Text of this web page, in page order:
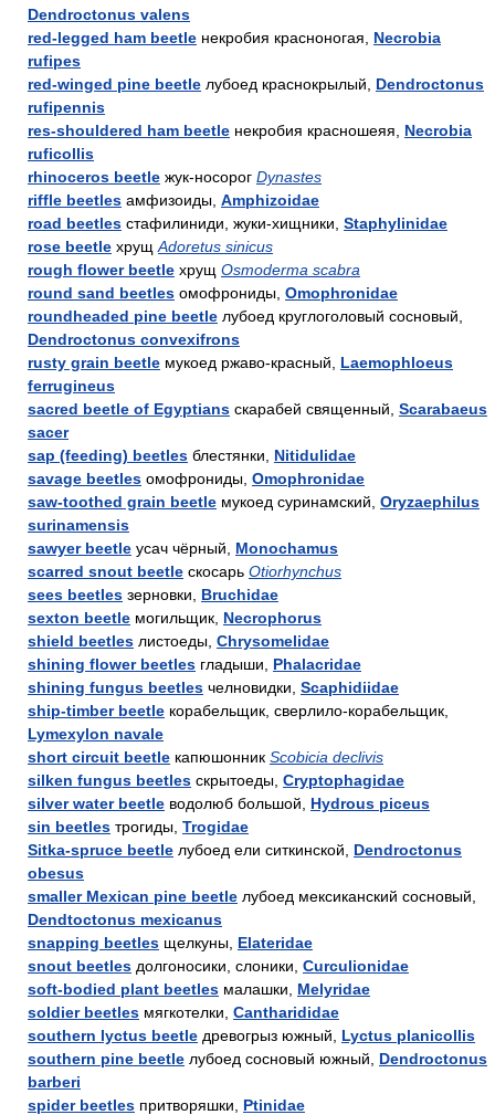
Dendroctonus valens
red-legged ham beetle некробия красноногая, Necrobia
rufipes
red-winged pine beetle лубоед краснокрылый, Dendroctonus
rufipennis
res-shouldered ham beetle некробия красношеяя, Necrobia
ruficollis
rhinoceros beetle жук-носорог Dynastes
riffle beetles амфизоиды, Amphizoidae
road beetles стафилиниди, жуки-хищники, Staphylinidae
rose beetle хрущ Adoretus sinicus
rough flower beetle хрущ Osmoderma scabra
round sand beetles омофрониды, Omophronidae
roundheaded pine beetle лубоед круглоголовый сосновый,
Dendroctonus convexifrons
rusty grain beetle мукоед ржаво-красный, Laemophloeus
ferrugineus
sacred beetle of Egyptians скарабей священный, Scarabaeus
sacer
sap (feeding) beetles блестянки, Nitidulidae
savage beetles омофрониды, Omophronidae
saw-toothed grain beetle мукоед суринамский, Oryzaephilus
surinamensis
sawyer beetle усач чёрный, Monochamus
scarred snout beetle скосарь Otiorhynchus
sees beetles зерновки, Bruchidae
sexton beetle могильщик, Necrophorus
shield beetles листоеды, Chrysomelidae
shining flower beetles гладыши, Phalacridae
shining fungus beetles челновидки, Scaphidiidae
ship-timber beetle корабельщик, сверлило-корабельщик,
Lymexylon navale
short circuit beetle капюшонник Scobicia declivis
silken fungus beetles скрытоеды, Cryptophagidae
silver water beetle водолюб большой, Hydrous piceus
sin beetles трогиды, Trogidae
Sitka-spruce beetle лубоед ели ситкинской, Dendroctonus
obesus
smaller Mexican pine beetle лубоед мексиканский сосновый,
Dendtoctonus mexicanus
snapping beetles щелкуны, Elateridae
snout beetles долгоносики, слоники, Curculionidae
soft-bodied plant beetles малашки, Melyridae
soldier beetles мягкотелки, Cantharididae
southern lyctus beetle древогрыз южный, Lyctus planicollis
southern pine beetle лубоед сосновый южный, Dendroctonus
barberi
spider beetles притворяшки, Ptinidae